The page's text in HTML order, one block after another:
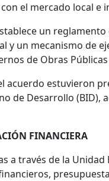
el mercado local e
un
y un mecanismo de
de Obras
acuerdo estuvieron
de Desarrollo (BID),
FINANCIERA
a través de la